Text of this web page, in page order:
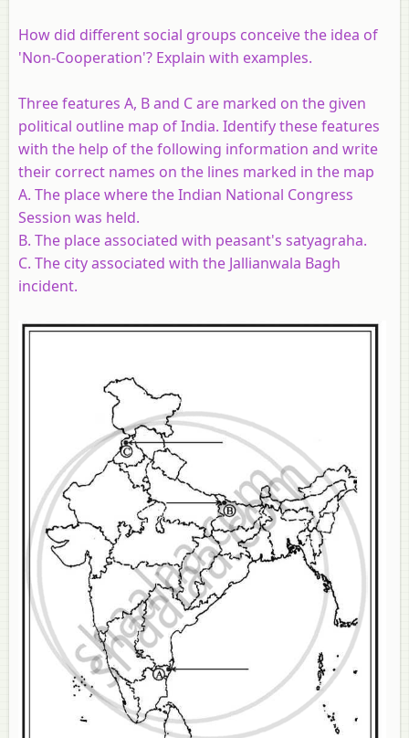
How did different social groups conceive the idea of
'Non-Cooperation'? Explain with examples.
Three features A, B and C are marked on the given
political outline map ofIndia. Identify these features
with the help of the following information and write
their correct names on the lines marked in the map
A. The place where the Indian National Congress
Session was held.
B. The place associated with peasant's satyagraha.
C. The city associated with the Jallianwala Bagh
incident.